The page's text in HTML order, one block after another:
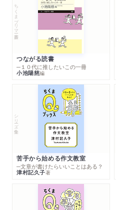
ちくまプリマー新書
つながる読書
─１０代に推したいこの一冊
小池陽慈編
シリーズ・全集
苦手から始める作文教室
─文章が書けたらいいことはある？
津村記久子著